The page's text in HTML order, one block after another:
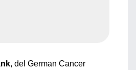
, del German Cancer